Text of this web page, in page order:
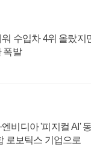
수입차 4위 올랐지
폭발
비디아 '피지컬 AI'
로보틱스 기업으로